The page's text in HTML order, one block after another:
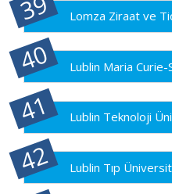
Lomza Ziraat ve
Lublin Maria
Lublin Teknoloji
Lublin Tıp